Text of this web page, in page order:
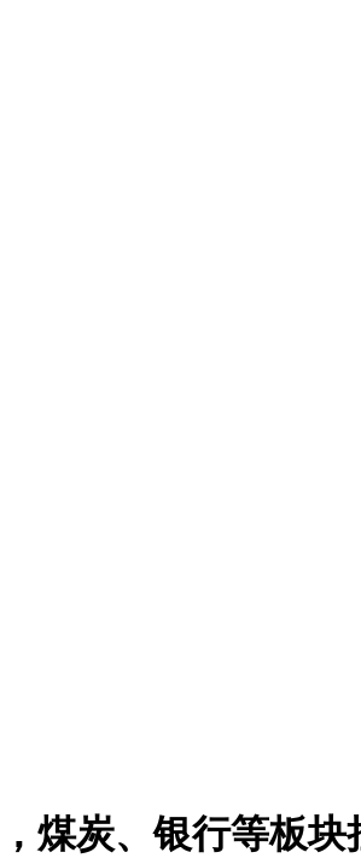
煤炭、银行等板